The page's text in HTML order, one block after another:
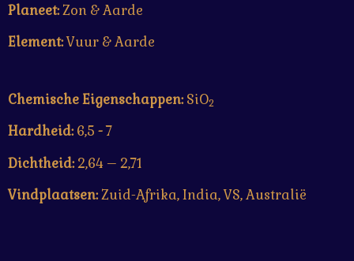
Planeet:Zon & Aarde
Element:Vuur & Aarde
Chemische Eigenschappen:SiO2
Hardheid:6,5 -7
Dichtheid:2,64 – 2,71
Vindplaatsen:Zuid-Afrika, India, VS, Australië